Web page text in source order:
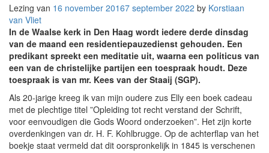
Lezing van 16 november 20167 september 2022 by Korstiaan
van Vliet
In de Waalse kerk in Den Haag wordt iedere derde dinsdag
van de maand een residentiepauzedienst gehouden. Een
predikant spreekt een meditatie uit, waarna een politicus van
een van de christelijke partijen een toespraak houdt. Deze
toespraak is van mr. Kees van der Staaij (SGP).
Als 20-jarige kreeg ik van mijn oudere zus Elly een boek cadeau
met de plechtige titel ”Opleiding tot recht verstand der Schrift,
voor eenvoudigen die Gods Woord onderzoeken”. Het zijn korte
overdenkingen van dr. H. F. Kohlbrugge. Op de achterflap van het
boekje staat vermeld dat dit oorspronkelijk in 1845 is verschenen